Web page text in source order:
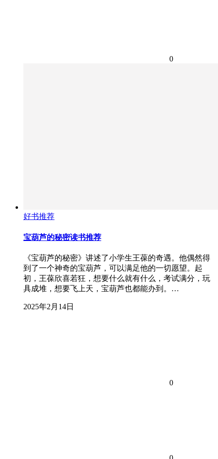
0
好书推荐
宝葫芦的秘密读书推荐
《宝葫芦的秘密》讲述了小学生王葆的奇遇。他偶然得
到了一个神奇的宝葫芦，可以满足他的一切愿望。起
初，王葆欣喜若狂，想要什么就有什么，考试满分，玩
具成堆，想要飞上天，宝葫芦也都能办到。…
2025年2月14日
0